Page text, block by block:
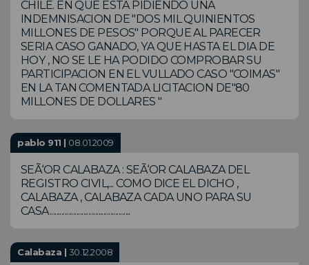
CHILE. EN QUE ESTA PIDIENDO UNA
INDEMNISACION DE "DOS MIL QUINIENTOS
MILLONES DE PESOS" PORQUE AL PARECER
SERIA CASO GANADO, YA QUE HASTA EL DIA DE
HOY , NO SE LE HA PODIDO COMPROBAR SU
PARTICIPACION EN EL VULLADO CASO "COIMAS"
EN LA TAN COMENTADA LICITACION DE"80
MILLONES DE DOLLARES "
pablo 911 | 08.01.2009
SEÃ‘OR CALABAZA : SEÃ‘OR CALABAZA DEL
REGISTRO CIVIL,... COMO DICE EL DICHO ,
CALABAZA , CALABAZA CADA UNO PARA SU
CASA................................................
Calabaza | 30.12.2008